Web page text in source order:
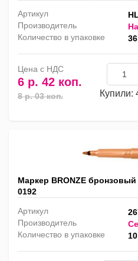
Артикул
Производитель
Количество в упаковке
36
Цена с НДС
6 р. 42 коп.
8 р. 03 коп. Купили:
Маркер BRONZE бронзовый
0192
Артикул
Производитель
Количество в упаковке
10